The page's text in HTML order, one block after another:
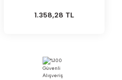
1.358,28 TL